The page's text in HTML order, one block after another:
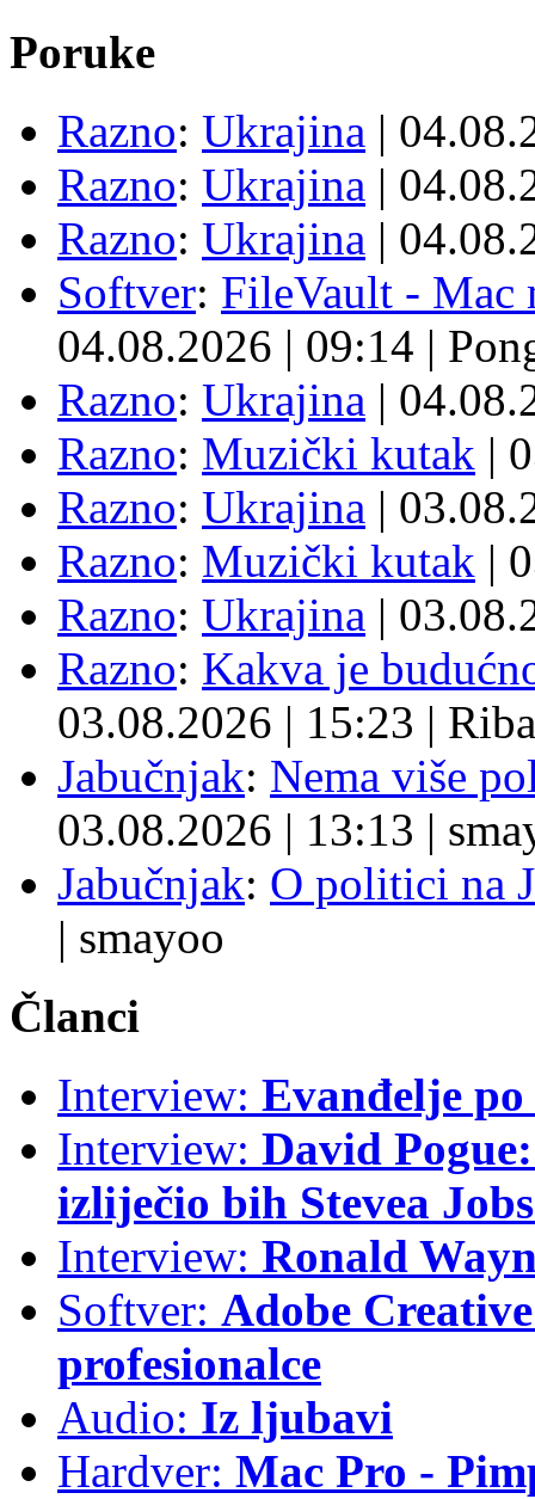
Poruke
Razno: Ukrajina |
Razno: Ukrajina |
Razno: Ukrajina |
Softver: FileVault - Mac
04.08.2026 | 09:14 |
Razno: Ukrajina |
Razno: Muzički kutak |
Razno: Ukrajina |
Razno: Muzički kutak |
Razno: Ukrajina |
Razno: Kakva je
03.08.2026 | 15:23 | Riba
Jabučnjak: Nema više
03.08.2026 | 13:13 |
Jabučnjak: O politici na
| smayoo
Članci
Interview: Evanđelje
Interview: David
izliječio bih Stevea
Interview: Ronald
Softver: Adobe
profesionalce
Audio: Iz ljubavi
Hardver: Mac Pro -